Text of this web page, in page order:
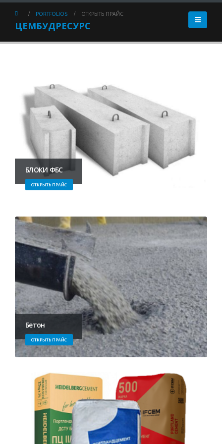
ЦЕМБУДРЕСУРС
PORTFOLIOS ОТКРЫТЬ ПРАЙС
БЛОКИ ФБС
ОТКРЫТЬ ПРАЙС
Бетон
ОТКРЫТЬ ПРАЙС